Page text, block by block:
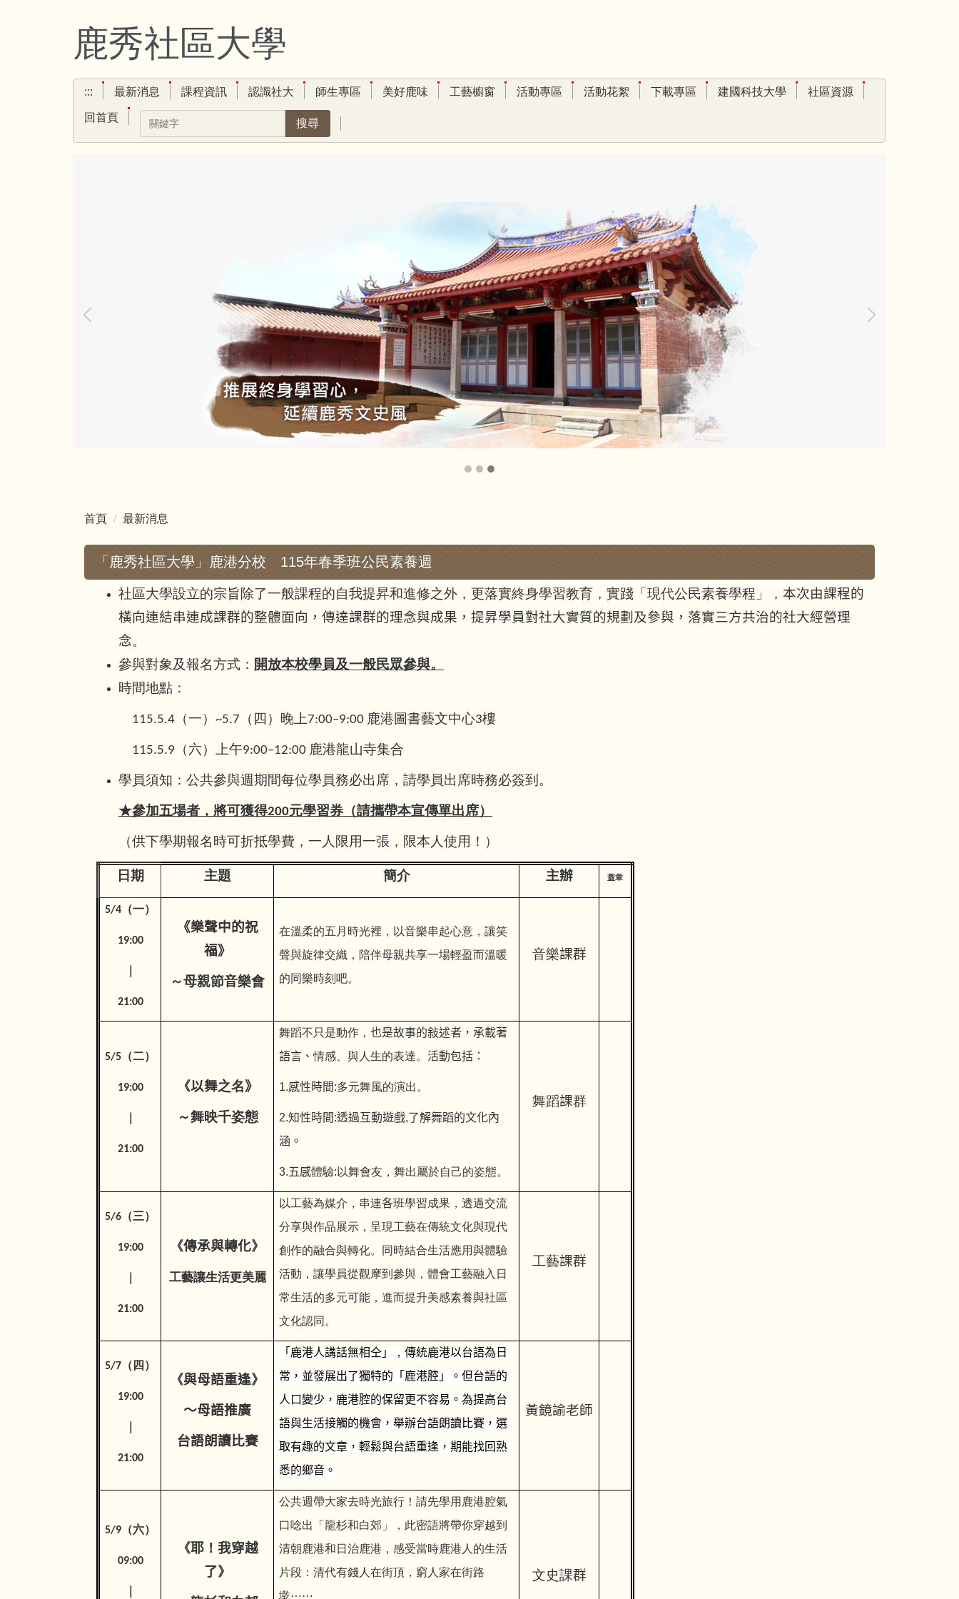
鹿秀社區大學
::: 最新消息 課程資訊 認識社大 師生專區 美好鹿味 工藝櫥窗 活動專區 活動花絮 下載專區 建國科技大學 社區資源
回首頁 搜尋
首頁 最新消息
「鹿秀社區大學」鹿港分校 115年春季班公民素養週
社區大學設立的宗旨除了一般課程的自我提昇和進修之外，更落實終身學習教育，實踐「現代公民素養學程」， 本次由課程的
橫向連結串連成課群的整體面向，傳達課群的理念與成果，提昇學員對社大實質的規劃及參與，落實三方共治的社大經營理
念。
參與對象及報名方式： 開放本校學員及一般民眾參與。
時間地點：
115.5.4（一）~5.7（四）晚上7:00–9:00 鹿港圖書藝文中心3樓
115.5.9 （六）上午9:00–12:00 鹿港龍山寺集合
學員須知：公共參與週期間每位學員務必出席，請學員出席時務必簽到。
★參加五場者，將可獲得200元學習券（請攜帶本宣傳單出席）
（供下學期報名時可折抵學費，一人限用一張，限本人使用！）
日期 主題 簡介 主辦 蓋章
5/4（一）
19:00
21:00
《樂聲中的祝
福》
～母親節音樂會
在溫柔的五月時光裡，以音樂串起心意，讓笑
聲與旋律交織，陪伴母親共享一場輕盈而溫暖
的同樂時刻吧。
音樂課群
5/5（二）
19:00
21:00
《以舞之名》
～舞映千姿態
舞蹈不只是動作， 也是故事的敍述者，承載著
語言、情感、與人生的表達。 活動包括：
1.感性時間:多元舞風的演出。
2.知性時間:透過互動遊戲,了解舞蹈的文化內
涵。
3.五感體驗:以舞會友，舞出屬於自己的姿態。
舞蹈課群
5/6（三）
19:00
21:00
《傳承與轉化》
工藝讓生活更美麗
以工藝為媒介，串連各班學習成果，透過交流
分享與作品展示，呈現工藝在傳統文化與現代
創作的融合與轉化。同時結合生活應用與體驗
活動，讓學員從觀摩到參與，體會工藝融入日
常生活的多元可能，進而提升美感素養與社區
文化認同。
工藝課群
5/7（四）
19:00
21:00
《與母語重逢》
～母語推廣
台語朗讀比賽
「鹿港人講話無相仝」 ， 傳統鹿港以台語為日
常，並發展出了獨特的「鹿港腔」。但台語的
人口變少，鹿港腔的保留更不容易。為提高台
語與生活接觸的機會，舉辦台語朗讀比賽，選
取有趣的文章，輕鬆與台語重逢，期能找回熟
悉的鄉音。
黃鏡諭老師
5/9（六）
09:00
《耶！ 我穿越
了 》
公共週帶大家去時光旅行！請先學用鹿港腔氣
口唸出「龍杉和白郊」，此密語將帶你穿越到
清朝鹿港和日治鹿港，感受當時鹿港人的生活
片段：清代有錢人在街頂，窮人家在街路
墘⋯⋯
文史課群